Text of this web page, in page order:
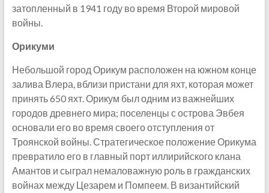
затопленный в 1941 году во время Второй мировой
войны.
Орикуми
Небольшой город Орикум расположен на южном конце
залива Влера, вблизи пристани для яхт, которая может
принять 650 яхт. Орикум был одним из важнейших
городов древнего мира; поселенцы с острова Эвбея
основали его во время своего отступления от
Троянской войны. Стратегическое положение Орикума
превратило его в главный порт иллирийского клана
Амантов и сыграл немаловажную роль в гражданских
войнах между Цезарем и Помпеем. В византийский